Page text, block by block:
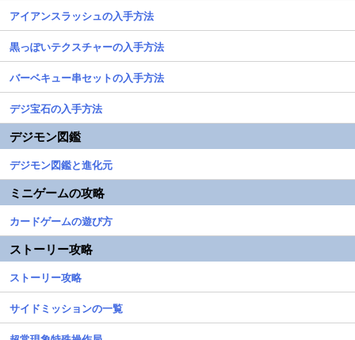
アイアンスラッシュの入手方法
黒っぽいテクスチャーの入手方法
バーベキュー串セットの入手方法
デジ宝石の入手方法
デジモン図鑑
デジモン図鑑と進化元
ミニゲームの攻略
カードゲームの遊び方
ストーリー攻略
ストーリー攻略
サイドミッションの一覧